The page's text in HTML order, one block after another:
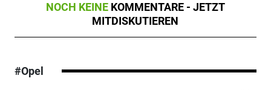
NOCH KEINE KOMMENTARE - JETZT
MITDISKUTIEREN
#Opel